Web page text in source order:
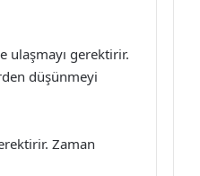
ulaşmayı gerektirir.
düşünmeyi
Zaman